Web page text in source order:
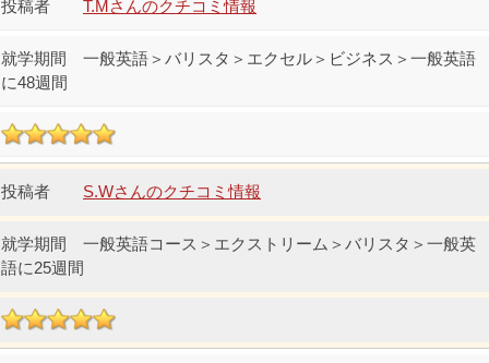
T.Mさんのクチコミ情報
一般英語＞バリスタ＞エクセル＞ビジネス＞一般英語
に48週間
S.Wさんのクチコミ情報
一般英語コース＞エクストリーム＞バリスタ＞一般英
語に25週間